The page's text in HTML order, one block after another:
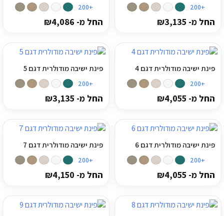
+200
החל מ- ₪3,135
+200
החל מ- ₪4,086
פינת ישיבה מודולרית דגם 4
+200
החל מ- ₪4,055
פינת ישיבה מודולרית דגם 5
+200
החל מ- ₪3,135
פינת ישיבה מודולרית דגם 6
+200
החל מ- ₪4,055
פינת ישיבה מודולרית דגם 7
+200
החל מ- ₪4,150